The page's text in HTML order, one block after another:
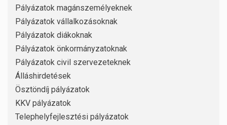
Pályázatok magánszemélyeknek
Pályázatok vállalkozásoknak
Pályázatok diákoknak
Pályázatok önkormányzatoknak
Pályázatok civil szervezeteknek
Álláshirdetések
Ösztöndíj pályázatok
KKV pályázatok
Telephelyfejlesztési pályázatok